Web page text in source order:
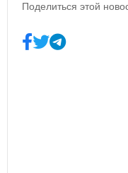
Поделиться этой